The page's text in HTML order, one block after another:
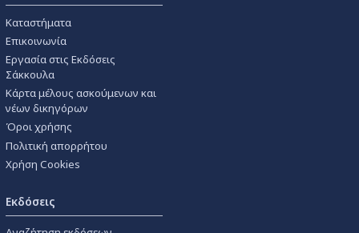
Καταστήματα
Επικοινωνία
Εργασία στις Εκδόσεις
Σάκκουλα
Κάρτα μέλους ασκούμενων και
νέων δικηγόρων
Όροι χρήσης
Πολιτική απορρήτου
Χρήση Cookies
Εκδόσεις